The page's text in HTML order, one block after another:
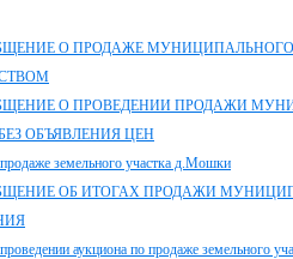
О ПРОДАЖЕ
О ПРОВЕДЕНИИ ПРОДАЖИ
ОБЪЯВЛЕНИЯ ЦЕН
земельного участка д.Мошки
ОБ ИТОГАХ ПРОДАЖИ
аукциона по продаже земельного